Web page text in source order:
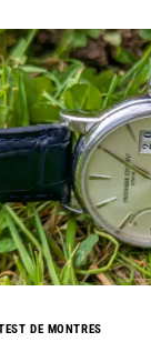
DE MONTRES